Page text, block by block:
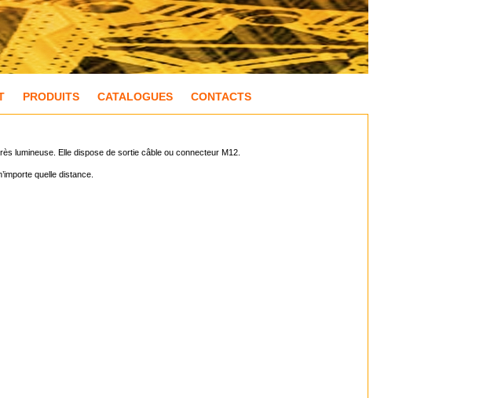
PRODUITS CATALOGUES CONTACTS
lumineuse. Elle dispose de sortie câble ou connecteur M12.
quelle distance.